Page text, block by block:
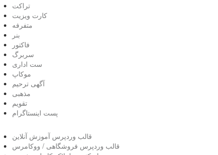
تراکت
کارت ویزیت
متفرفه
بنر
فاکتور
سربرگ
ست اداری
موکاپ
آگهی ترحیم
مذهبی
تقویم
پست اینستاگرام
قالب وردپرس آموزش آنلاین
قالب وردپرس فروشگاهی / ووکامرس